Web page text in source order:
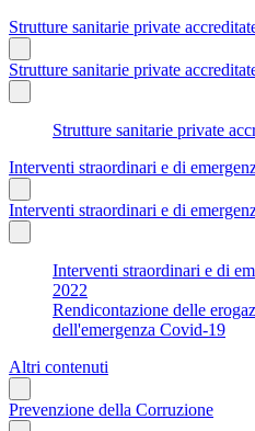
Strutture sanitarie private
Strutture sanitarie private
Strutture sanitarie private
Interventi straordinari e di
Interventi straordinari e di
Interventi straordinari e di
2022
Rendicontazione delle
dell'emergenza Covid-19
Altri contenuti
Prevenzione della Corruzione